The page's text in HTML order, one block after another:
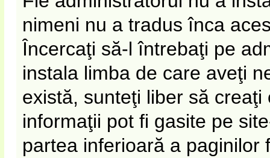
nimeni nu a tradus înca
Încercaţi să-l întrebaţi pe
instala limba de care aveţi
există, sunteţi liber să
informaţii pot fi gasite pe
partea inferioară a paginilor